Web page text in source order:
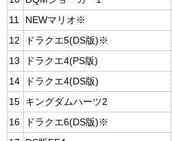
11
NEWマリオ※
12
ドラクエ5(DS版)※
13
ドラクエ4(PS版)
14
ドラクエ4(DS版)
15 キングダムハーツ2
16
ドラクエ6(DS版)※